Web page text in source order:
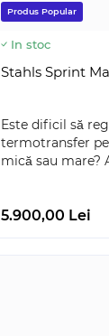
Produs Popular
In stoc
Stahls Sprint
Este dificil să
termotransfer
mică sau mare?
5.900,00 Lei